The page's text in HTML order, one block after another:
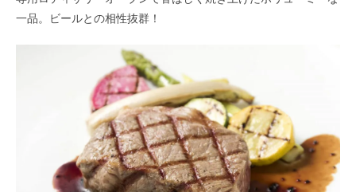
一品。ビールとの相性抜群！